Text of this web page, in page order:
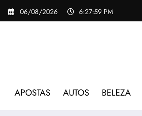
Pular
para
06/08/2026 6:28:00 PM
APOSTAS AUTOS BELEZA